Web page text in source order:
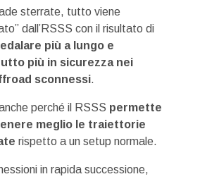
sterrate, tutto viene
dall’RSSS con il risultato di
più a lungo e
più in sicurezza nei
sconnessi.
perché il RSSS permette
meglio le traiettorie
rispetto a un setup normale.
in rapida successione,